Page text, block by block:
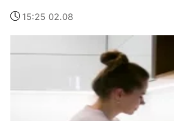
15:25 02.08